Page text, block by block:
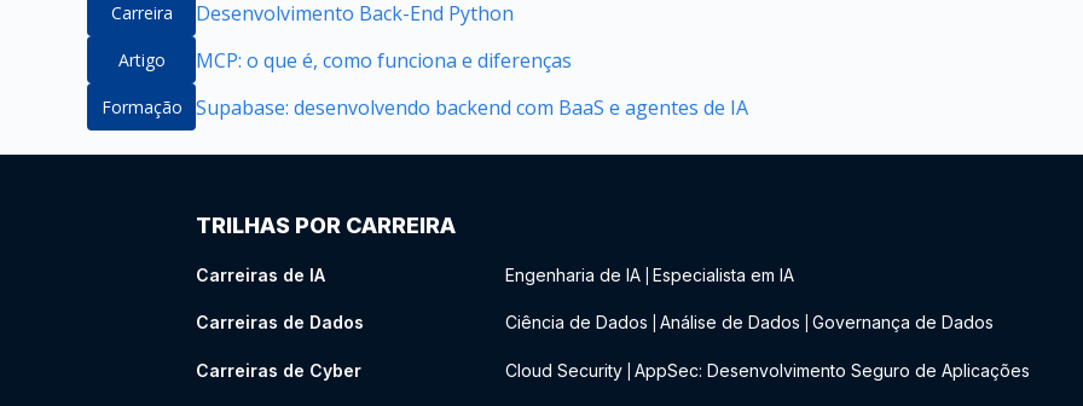
Carreira Desenvolvimento Back-End Python
Artigo MCP: o que é, como funciona e diferenças
Formação Supabase: desenvolvendo backend com BaaS e agentes de IA
TRILHAS POR CARREIRA
Carreiras de IA Engenharia de IA Especialista em IA
Carreiras de Dados Ciência de Dados Análise de Dados Governança de Dados
Carreiras de Cyber Cloud Security AppSec: Desenvolvimento Seguro de Aplicações